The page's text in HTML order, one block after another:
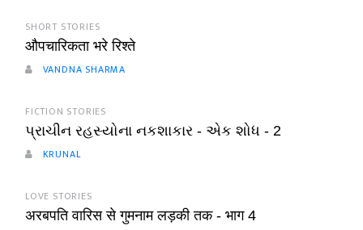
SHORT STORIES
औपचारिकता भरे रिश्ते
VANDNA SHARMA
FICTION STORIES
પ્રાચીન રહસ્યોના નકશાકાર - એક શોધ - 2
KRUNAL
LOVE STORIES
अरबपति वारिस से गुमनाम लड़की तक - भाग 4